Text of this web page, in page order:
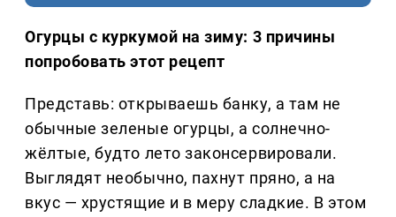
Огурцы с куркумой на зиму: 3 причины
попробовать этот рецепт
Представь: открываешь банку, а там не
обычные зеленые огурцы, а солнечно-
жёлтые, будто лето законсервировали.
Выглядят необычно, пахнут пряно, а на
вкус — хрустящие и в меру сладкие. В этом